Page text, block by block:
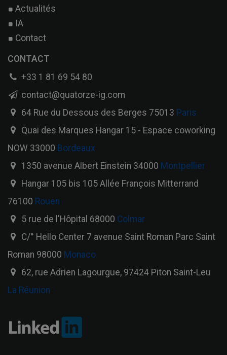
Actualités
IA
Contact
CONTACT
+33 1 81 69 54 80
contact@quatorze-ig.com
64 Rue du Dessous des Berges 75013 Paris
Quai des Marques Hangar 15 - Espace coworking
NOW 33000 Bordeaux
1350 avenue Albert Einstein 34000 Montpellier
Hangar 105 bis 105 Allée François Mitterrand
76100 Rouen
5 rue de l'Hôpital 68000 Colmar
C/° Hello Center 7 avenue Saint Roman Parc Saint
Roman 98000 Monaco
62, rue Adrien Lagourgue, 97424 Piton Saint-Leu
La Réunion